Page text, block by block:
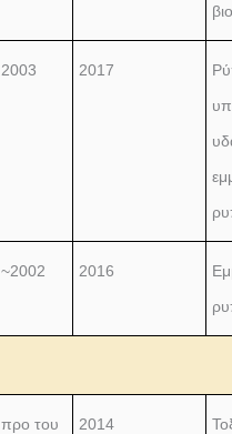
2003 2017
~2002 2016
προ του
2014